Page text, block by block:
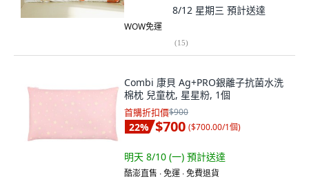
8/12 星期三 預計送達
WOW免運
(15)
Combi 康貝 Ag+PRO銀離子抗菌水洗
棉枕 兒童枕, 星星粉, 1個
首購折扣價$900
22% $700 ($700.00/1個)
明天 8/10 (一) 預計送達
酷澎直售 ∙ 免運 ∙ 免費退貨